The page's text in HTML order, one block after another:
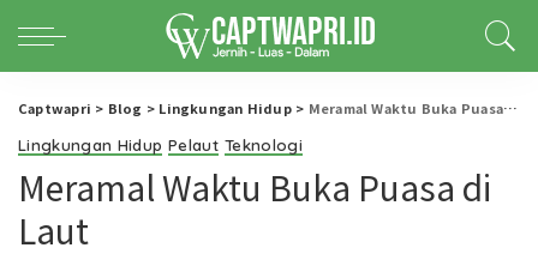
Captwapri > Blog > Lingkungan Hidup> Meramal Waktu Buka Puasa di Laut
Lingkungan Hidup Pelaut Teknologi
Meramal Waktu Buka Puasa di
Laut